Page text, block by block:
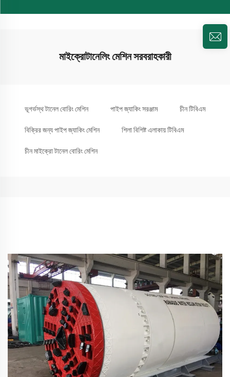
মাইক্রোটানেলিং মেশিন সরবরাহকারী
ভূগর্ভস্থ টানেল বোরিং মেশিন পাইপ জ্যাকিং সরঞ্জাম চীন টিবিএম
বিক্রির জন্য পাইপ জ্যাকিং মেশিন শিলা বিশিষ্ট এলাকায় টিবিএম
চীন মাইক্রো টানেল বোরিং মেশিন